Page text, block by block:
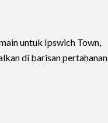
untuk Ipswich Town,
di barisan pertahanan